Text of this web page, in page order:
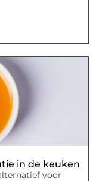
in de keuken
voor